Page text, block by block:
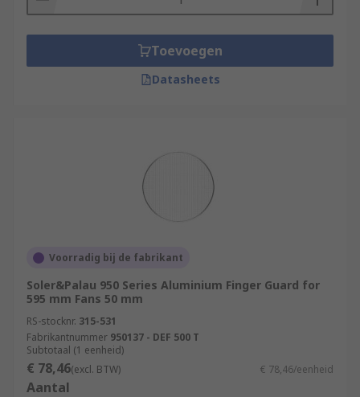
Toevoegen
Datasheets
Voorradig bij de fabrikant
Soler&Palau 950 Series Aluminium Finger Guard for
595 mm Fans 50 mm
RS-stocknr. 315-531
Fabrikantnummer 950137 - DEF 500 T
Subtotaal (1 eenheid)
€ 78,46(excl. BTW) € 78,46/eenheid
Aantal